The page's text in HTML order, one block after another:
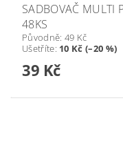
SADBOVAČ MULTI
48KS
Původně: 49 Kč
Ušetříte: 10 Kč (–20 %)
39 Kč